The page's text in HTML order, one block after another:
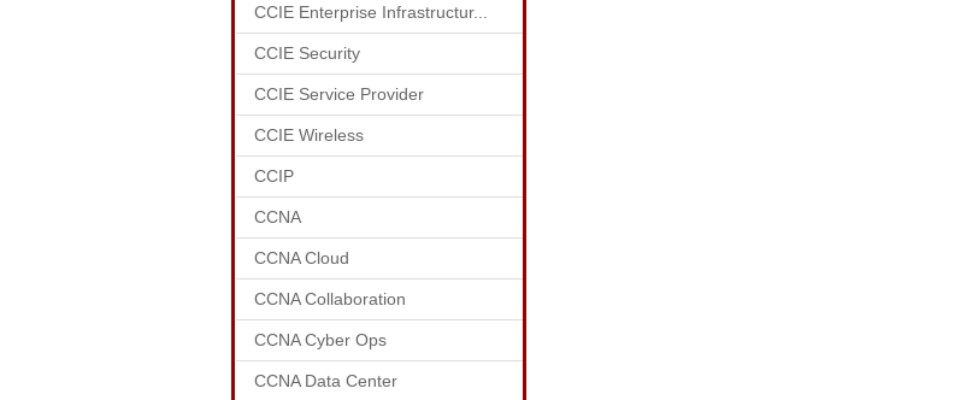
CCIE Enterprise Infrastructur...
CCIE Security
CCIE Service Provider
CCIE Wireless
CCIP
CCNA
CCNA Cloud
CCNA Collaboration
CCNA Cyber Ops
CCNA Data Center